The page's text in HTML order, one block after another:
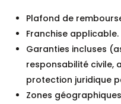
Plafond de
Franchise applicable.
Garanties incluses
responsabilité civile,
protection juridique
Zones